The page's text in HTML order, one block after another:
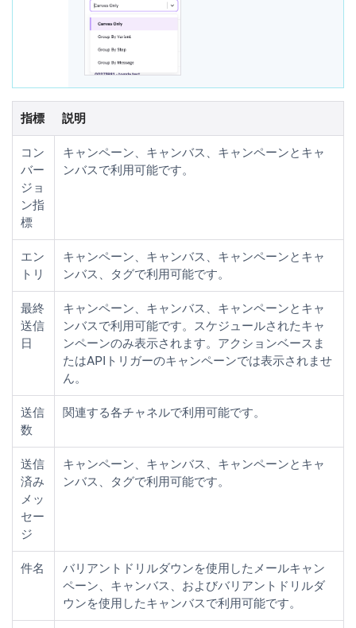
指標 説明
コン
バー
ジョ
ン指
標
キャンペーン、キャンバス、キャンペーンとキャ
ンバスで利用可能です。
エン
トリ
キャンペーン、キャンバス、キャンペーンとキャ
ンバス、タグで利用可能です。
最終
送信
日
キャンペーン、キャンバス、キャンペーンとキャ
ンバスで利用可能です。スケジュールされたキャ
ンペーンのみ表示されます。アクションベースま
たはAPIトリガーのキャンペーンでは表示されませ
ん。
送信
数
関連する各チャネルで利用可能です。
送信
済み
メッ
セー
ジ
キャンペーン、キャンバス、キャンペーンとキャ
ンバス、タグで利用可能です。
件名 バリアント ドリルダウンを使用したメールキャン
ペーン、キャンバス、およびバリアント ドリルダ
ウンを使用したキャンバスで利用可能です。